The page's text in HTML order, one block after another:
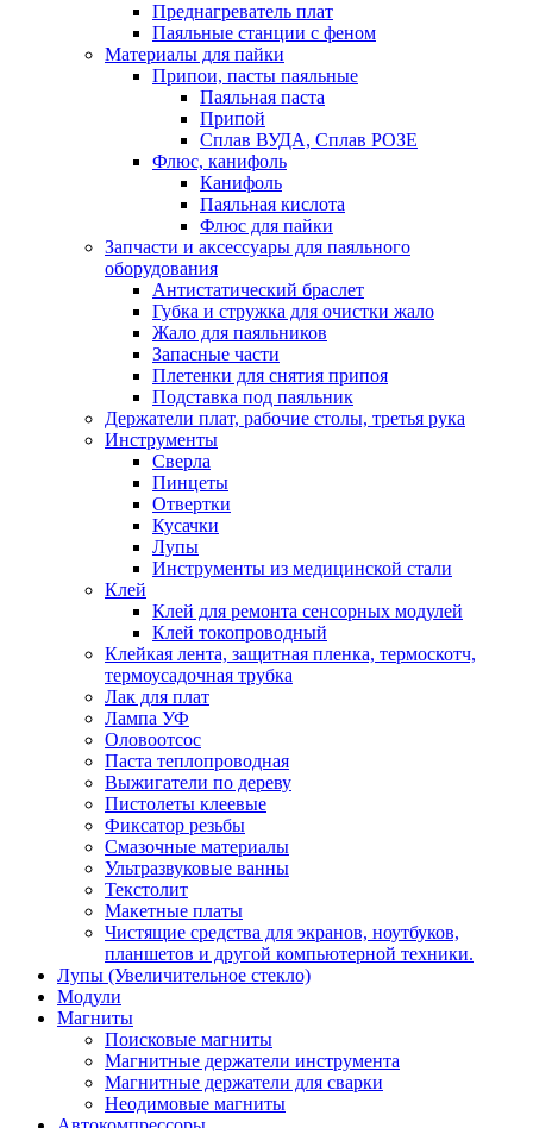
Преднагреватель плат
Паяльные станции с феном
Материалы для пайки
Припои, пасты паяльные
Паяльная паста
Припой
Сплав ВУДА, Сплав РОЗЕ
Флюс, канифоль
Канифоль
Паяльная кислота
Флюс для пайки
Запчасти и аксессуары для паяльного
оборудования
Антистатический браслет
Губка и стружка для очистки жало
Жало для паяльников
Запасные части
Плетенки для снятия припоя
Подставка под паяльник
Держатели плат, рабочие столы, третья рука
Инструменты
Сверла
Пинцеты
Отвертки
Кусачки
Лупы
Инструменты из медицинской стали
Клей
Клей для ремонта сенсорных модулей
Клей токопроводный
Клейкая лента, защитная пленка, термоскотч,
термоусадочная трубка
Лак для плат
Лампа УФ
Оловоотсос
Паста теплопроводная
Выжигатели по дереву
Пистолеты клеевые
Фиксатор резьбы
Смазочные материалы
Ультразвуковые ванны
Текстолит
Макетные платы
Чистящие средства для экранов, ноутбуков,
планшетов и другой компьютерной техники.
Лупы (Увеличительное стекло)
Модули
Магниты
Поисковые магниты
Магнитные держатели инструмента
Магнитные держатели для сварки
Неодимовые магниты